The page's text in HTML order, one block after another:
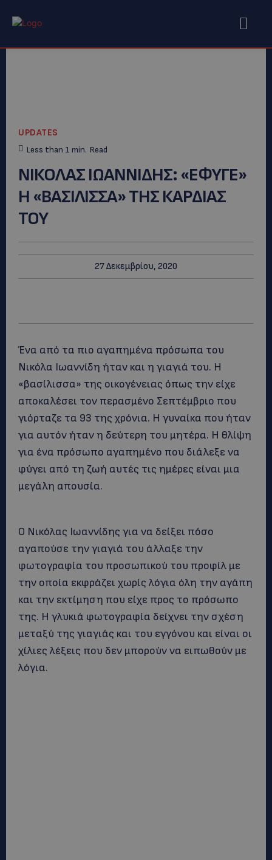
UPDATES
Less than 1 min. Read
ΝΙΚΟΛΑΣ ΙΩΑΝΝΙΔΗΣ: «ΕΦΥΓΕ»
Η «ΒΑΣΙΛΙΣΣΑ» ΤΗΣ ΚΑΡΔΙΑΣ
ΤΟΥ
27 Δεκεμβρίου, 2020
Ένα από τα πιο αγαπημένα πρόσωπα του
Νικόλα Ιωαννίδη ήταν και η γιαγιά του. Η
«βασίλισσα» της οικογένειας όπως την είχε
αποκαλέσει τον περασμένο Σεπτέμβριο που
γιόρταζε τα 93 της χρόνια. Η γυναίκα που ήταν
για αυτόν ήταν η δεύτερη του μητέρα. Η θλίψη
για ένα πρόσωπο αγαπημένο που διάλεξε να
φύγει από τη ζωή αυτές τις ημέρες είναι μια
μεγάλη απουσία.
Ο Νικόλας Ιωαννίδης για να δείξει πόσο
αγαπούσε την γιαγιά του άλλαξε την
φωτογραφία του προσωπικού του προφίλ με
την οποία εκφράζει χωρίς λόγια όλη την αγάπη
και την εκτίμηση που είχε προς το πρόσωπο
της. Η γλυκιά φωτογραφία δείχνει την σχέση
μεταξύ της γιαγιάς και του εγγόνου και είναι οι
χίλιες λέξεις που δεν μπορούν να ειπωθούν με
λόγια.